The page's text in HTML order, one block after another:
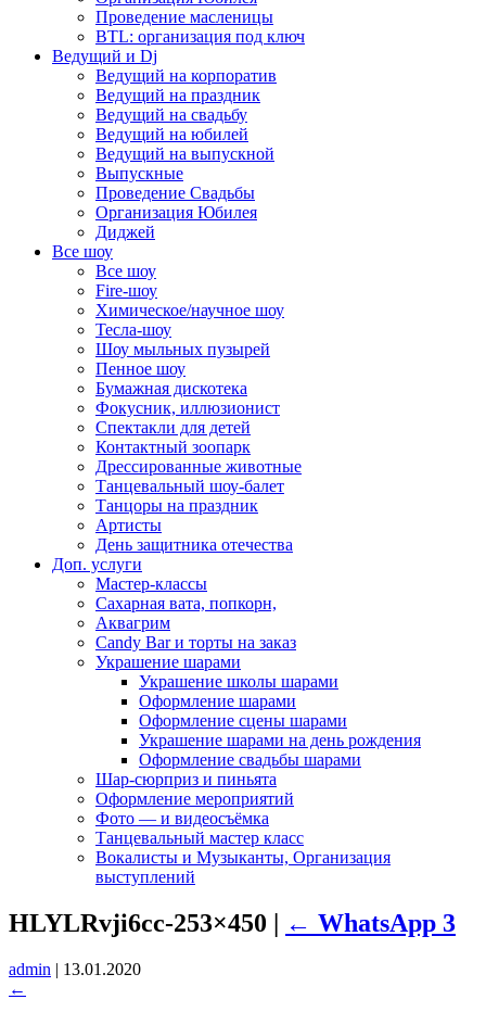
Проведение масленицы
BTL: организация под ключ
Ведущий и Dj
Ведущий на корпоратив
Ведущий на праздник
Ведущий на свадьбу
Ведущий на юбилей
Ведущий на выпускной
Выпускные
Проведение Свадьбы
Организация Юбилея
Диджей
Все шоу
Все шоу
Fire-шоу
Химическое/научное шоу
Тесла-шоу
Шоу мыльных пузырей
Пенное шоу
Бумажная дискотека
Фокусник, иллюзионист
Спектакли для детей
Контактный зоопарк
Дрессированные животные
Танцевальный шоу-балет
Танцоры на праздник
Артисты
День защитника отечества
Доп. услуги
Мастер-классы
Сахарная вата, попкорн,
Аквагрим
Candy Bar и торты на заказ
Украшение шарами
Украшение школы шарами
Оформление шарами
Оформление сцены шарами
Украшение шарами на день рождения
Оформление свадьбы шарами
Шар-сюрприз и пиньята
Оформление мероприятий
Фото — и видеосъёмка
Танцевальный мастер класс
Вокалисты и Музыканты, Организация
выступлений
HLYLRvji6cc-253×450 | ← WhatsApp 3
admin | 13.01.2020
←